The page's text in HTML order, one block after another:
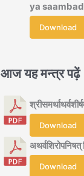
ya
Download
आज यह मन्त्र पढ़ें
Download
अथर्वशिरोपनिषत्
Download